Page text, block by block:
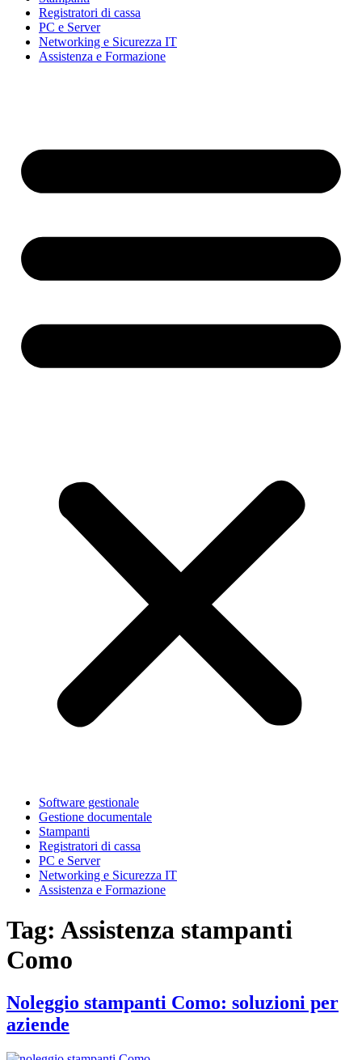
Registratori di cassa
PC e Server
Networking e Sicurezza IT
Assistenza e Formazione
Software gestionale
Gestione documentale
Stampanti
Registratori di cassa
PC e Server
Networking e Sicurezza IT
Assistenza e Formazione
Tag: Assistenza stampanti
Como
Noleggio stampanti Como: soluzioni per
aziende